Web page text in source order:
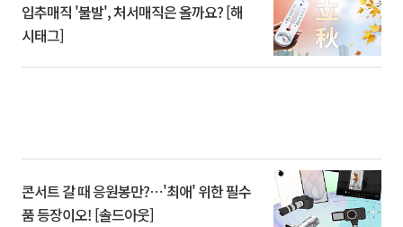
입추매직 '불발', 처서매직은 올까요? [해
시태그]
콘서트 갈 때 응원봉만?⋯'최애' 위한 필수
품 등장이오! [솔드아웃]